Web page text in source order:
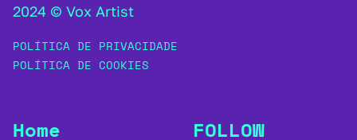
2024 © Vox Artist
POLÍTICA DE PRIVACIDADE
POLÍTICA DE COOKIES
Home FOLLOW